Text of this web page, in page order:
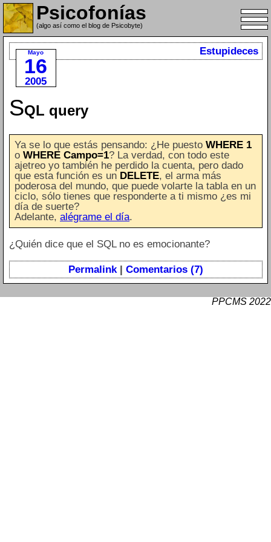
Psicofonías
(algo así como el blog de Psicobyte)
Mayo
16
2005
Estupideces
SQL query
Ya se lo que estás pensando: ¿He puesto WHERE 1
o WHERE Campo=1? La verdad, con todo este
ajetreo yo también he perdido la cuenta, pero dado
que esta función es un DELETE, el arma más
poderosa del mundo, que puede volarte la tabla en un
ciclo, sólo tienes que responderte a ti mismo ¿es mi
día de suerte?
Adelante, alégrame el día.
¿Quién dice que el SQL no es emocionante?
Permalink| Comentarios (7)
PPCMS 2022